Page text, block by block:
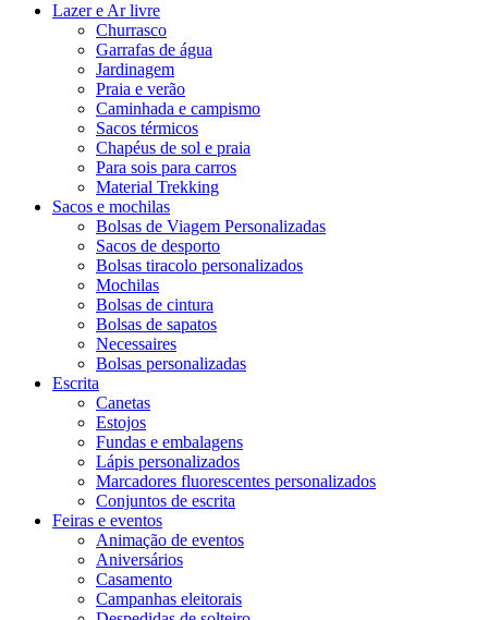
Lazer e Ar livre
Churrasco
Garrafas de água
Jardinagem
Praia e verão
Caminhada e campismo
Sacos térmicos
Chapéus de sol e praia
Para sois para carros
Material Trekking
Sacos e mochilas
Bolsas de Viagem Personalizadas
Sacos de desporto
Bolsas tiracolo personalizados
Mochilas
Bolsas de cintura
Bolsas de sapatos
Necessaires
Bolsas personalizadas
Escrita
Canetas
Estojos
Fundas e embalagens
Lápis personalizados
Marcadores fluorescentes personalizados
Conjuntos de escrita
Feiras e eventos
Animação de eventos
Aniversários
Casamento
Campanhas eleitorais